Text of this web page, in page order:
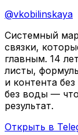
@vkobilinskaya
Системный
связки,
главным. 14
листы,
и контента
без воды —
результат.
Открыть в